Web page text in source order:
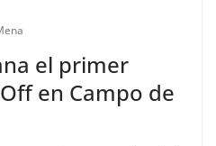
el primer
en Campo de